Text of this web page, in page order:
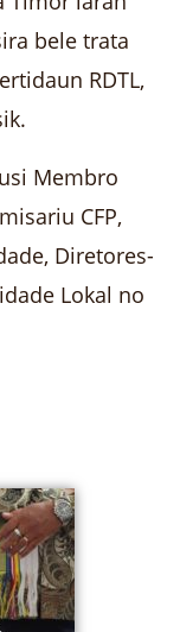
bele trata
RDTL,
Membro
CFP,
Diretores-
Lokal no